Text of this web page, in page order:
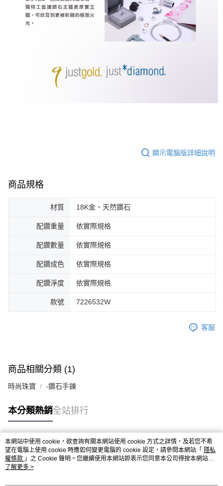
顯示電腦版詳細說明
商品規格
材質 18K金、天然鑽石
配鑽重量 依實際規格
配鑽數量 依實際規格
配鑽成色 依實際規格
配鑽淨度 依實際規格
款號 7226532W
客服
商品相關分類 (1)
時尚珠寶 -鑽石手鍊
本分類熱銷全站排行
熱門標籤
本網站中使用 cookie，欲查詢有關本網站使用 cookie 方式之詳情，及若您不希
望在電腦上使用 cookie 時應如何變更電腦的 cookie 設定，請參閱本網站「 隱私
權條款 」之 Cookie 聲明。您繼續使用本網站即表示您同意本公司得按本網站使
用條款之 Cookie 聲明使用 cookie。
了解更多 >